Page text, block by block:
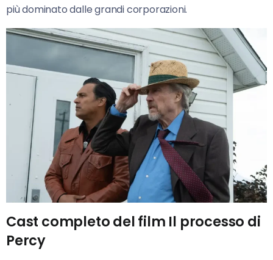
più dominato dalle grandi corporazioni.
Cast completo del film Il processo di
Percy